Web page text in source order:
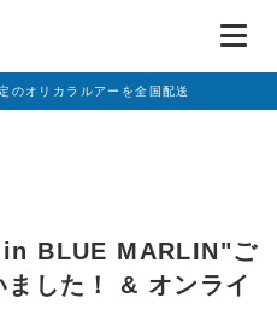
のオリカラルアーを全国配送
BLUE MARLIN"ご
した！ & オンライ